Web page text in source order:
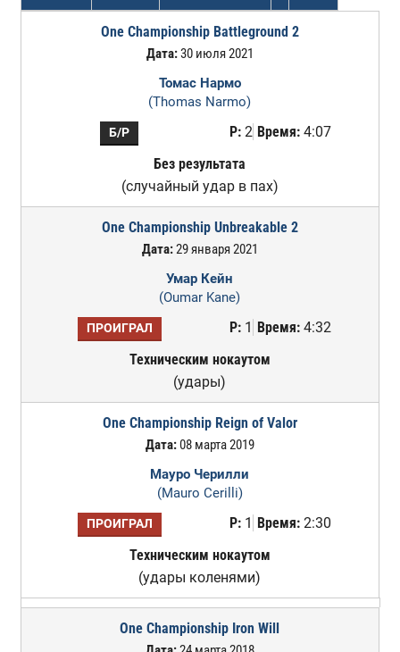
One Championship Battleground 2
Дата:30 июля 2021
Томас Нармо
(Thomas Narmo)
Б/Р Р:2 Время:4:07
Без результата
(случайный удар в пах)
One Championship Unbreakable 2
Дата:29 января 2021
Умар Кейн
(Oumar Kane)
ПРОИГРАЛ Р:1 Время:4:32
Техническим нокаутом
(удары)
One Championship Reign of Valor
Дата:08 марта 2019
Мауро Черилли
(Mauro Cerilli)
ПРОИГРАЛ Р:1 Время:2:30
Техническим нокаутом
(удары коленями)
One Championship Iron Will